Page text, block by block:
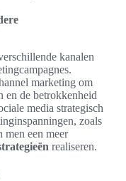
kanalen
marketing om
en de betrokkenheid
media strategisch
zoals
men een meer
realiseren.